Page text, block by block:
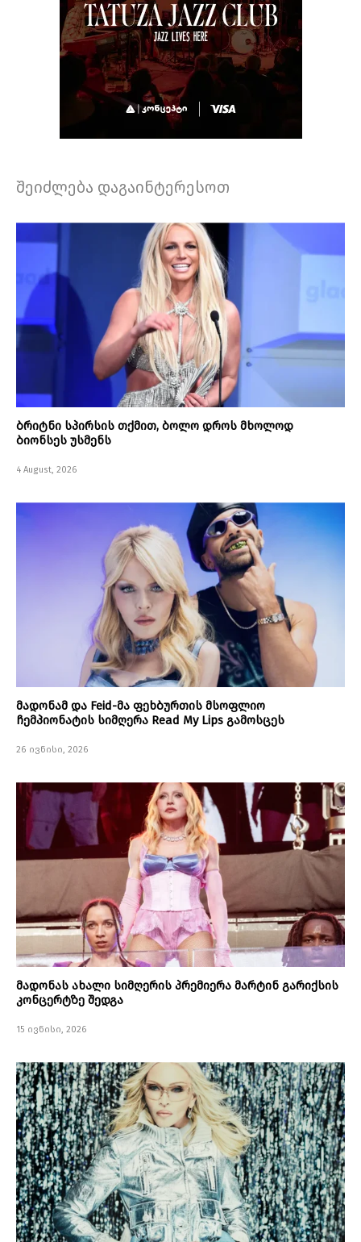
შეიძლება დაგაინტერესოთ
ბრიტნი სპირსის თქმით, ბოლო დროს მხოლოდ
ბიონსეს უსმენს
4 August, 2026
მადონამ და Feid-მა ფეხბურთის მსოფლიო
ჩემპიონატის სიმღერა Read My Lips გამოსცეს
26 ივნისი, 2026
მადონას ახალი სიმღერის პრემიერა მარტინ გარიქსის
კონცერტზე შედგა
15 ივნისი, 2026